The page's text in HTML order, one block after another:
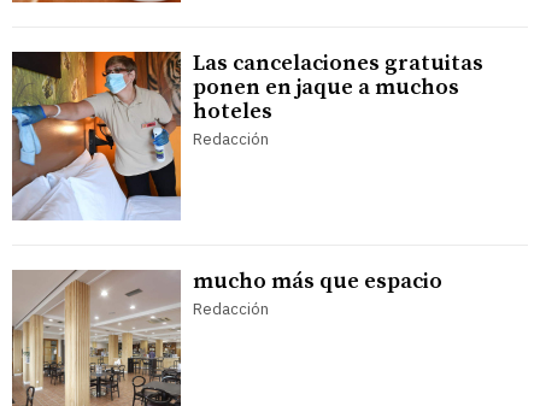
Las cancelaciones gratuitas
ponen en jaque a muchos
hoteles
Redacción
mucho más que espacio
Redacción